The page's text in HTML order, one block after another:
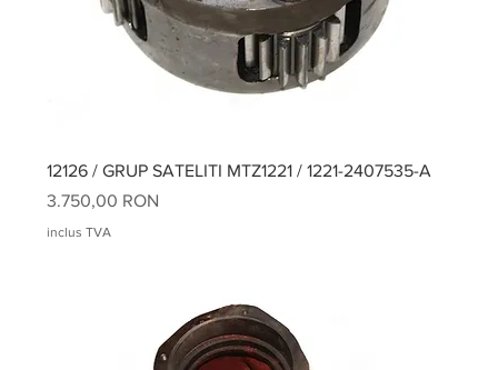
12126 / GRUP SATELITI MTZ1221 / 1221-2407535-A
Preț
3.750,00 RON
inclus TVA